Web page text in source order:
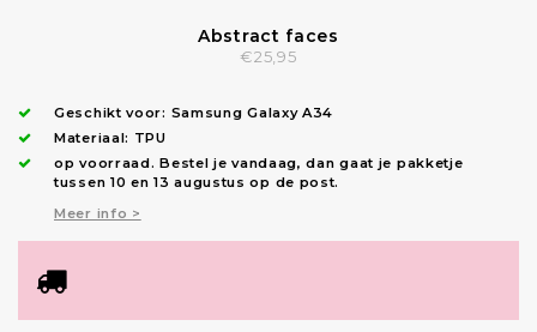
Abstract faces
€25,95
Geschikt voor: Samsung Galaxy A34
Materiaal: TPU
op voorraad.Bestel je vandaag, dan gaat je pakketje
tussen 10 en 13 augustus op de post.
Meer info >